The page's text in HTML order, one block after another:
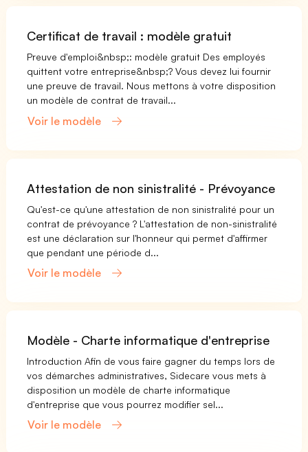
Certificat de travail : modèle gratuit
Preuve d'emploi&nbsp;: modèle gratuit Des employés
quittent votre entreprise&nbsp;? Vous devez lui fournir
une preuve de travail. Nous mettons à votre disposition
un modèle de contrat de travail...
Voir le modèle
Attestation de non sinistralité - Prévoyance
Qu'est-ce qu'une attestation de non sinistralité pour un
contrat de prévoyance ? L'attestation de non-sinistralité
est une déclaration sur l'honneur qui permet d'affirmer
que pendant une période d...
Voir le modèle
Modèle - Charte informatique d'entreprise
Introduction Afin de vous faire gagner du temps lors de
vos démarches administratives, Sidecare vous mets à
disposition un modèle de charte informatique
d'entreprise que vous pourrez modifier sel...
Voir le modèle